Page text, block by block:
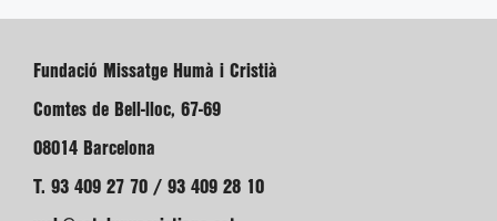
Fundació Missatge Humà i Cristià
Comtes de Bell-lloc, 67-69
08014 Barcelona
T. 93 409 27 70 / 93 409 28 10